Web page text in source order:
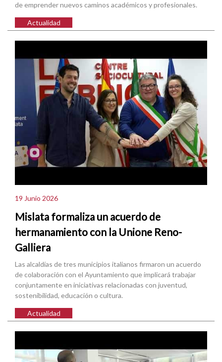
de emprender nuevos caminos académicos y profesionales.
Actualidad
19 Junio 2026
Mislata formaliza un acuerdo de
hermanamiento con la Unione Reno-
Galliera
Las alcaldías de tres municipios italianos firmaron un acuerdo
de colaboración con el Ayuntamiento que implicará trabajar
conjuntamente en iniciativas relacionadas con juventud,
sostenibilidad, educación o cultura.
Actualidad